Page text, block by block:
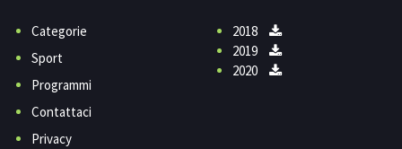
Categorie
Sport
Programmi
Contattaci
Privacy
2018
2019
2020